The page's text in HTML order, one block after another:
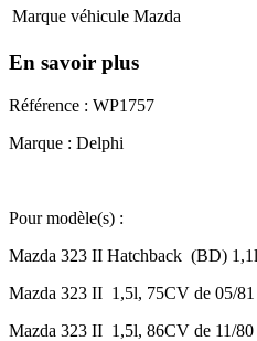
Marque véhicule Mazda
En savoir plus
Référence : WP1757
Marque : Delphi
Pour modèle(s) :
Mazda 323 II Hatchback (BD)
Mazda 323 II 1,5l, 75CV de 05/81
Mazda 323 II 1,5l, 86CV de 11/80